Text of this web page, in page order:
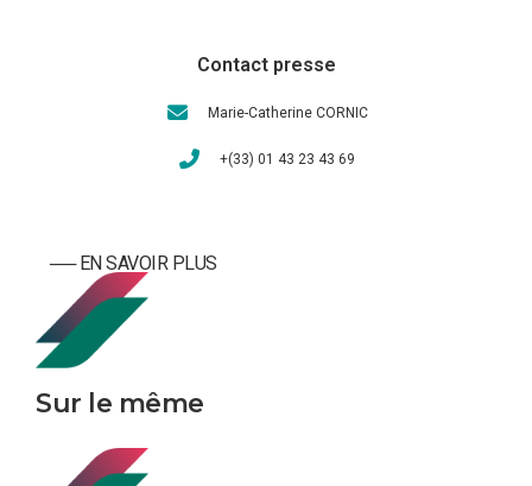
Contact presse
Marie-Catherine CORNIC
+(33) 01 43 23 43 69
Sur le même
── ­­EN SAVOIR PLUS